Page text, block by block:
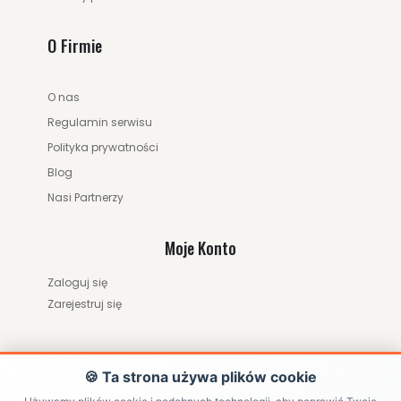
O Firmie
O nas
Regulamin serwisu
Polityka prywatności
Blog
Nasi Partnerzy
Moje Konto
Zaloguj się
Zarejestruj się
🍪 Ta strona używa plików cookie